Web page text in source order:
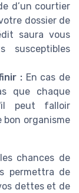
d’un courtier
dossier de
saura vous
susceptibles
:En cas de
que chaque
peut falloir
bon organisme
chances de
permettra de
dettes et de